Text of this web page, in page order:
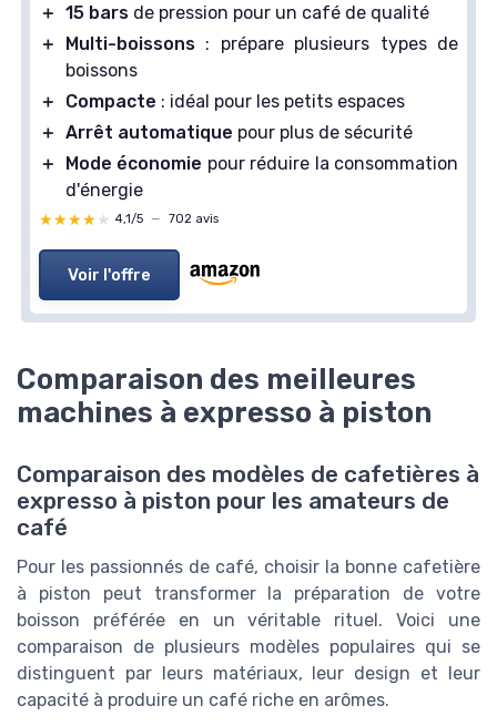
＋ 15 bars de pression pour un café de qualité
＋
Multi-boissons : prépare plusieurs types de
boissons
＋
Compacte : idéal pour les petits espaces
＋ Arrêt automatique pour plus de sécurité
＋
Mode économie pour réduire la consommation
d'énergie
★★★★★
★★★★★ 4,1/5 — 702 avis
Voir l'offre
Comparaison des meilleures
machines à expresso à piston
Comparaison des modèles de cafetières à
expresso à piston pour les amateurs de
café
Pour les passionnés de café, choisir la bonne cafetière
à piston peut transformer la préparation de votre
boisson préférée en un véritable rituel. Voici une
comparaison de plusieurs modèles populaires qui se
distinguent par leurs matériaux, leur design et leur
capacité à produire un café riche en arômes.